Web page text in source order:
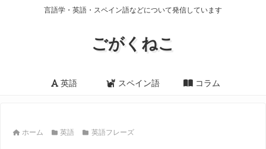
言語学・英語・スペイン語などについて発信しています
ごがくねこ
英語 スペイン語 コラム
ホーム 英語 英語フレーズ